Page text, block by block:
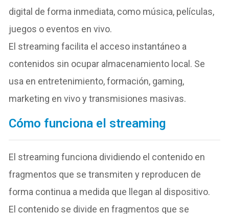
digital de forma inmediata, como música, películas,
juegos o eventos en vivo.
El streaming facilita el acceso instantáneo a
contenidos sin ocupar almacenamiento local. Se
usa en entretenimiento, formación, gaming,
marketing en vivo y transmisiones masivas.
Cómo funciona el streaming
El streaming funciona dividiendo el contenido en
fragmentos que se transmiten y reproducen de
forma continua a medida que llegan al dispositivo.
El contenido se divide en fragmentos que se